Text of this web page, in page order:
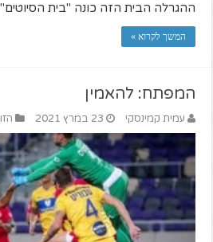
ההגרלה הבית הזה כונה "בית
המשך לקרוא »
המפתח: להאמין
עמית קמינסקי 23 במרץ 2021